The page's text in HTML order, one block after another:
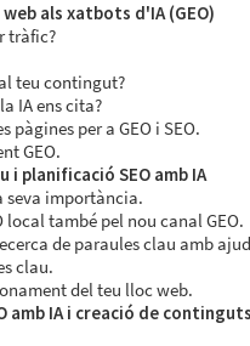
als xatbots d'IA (GEO)
tràfic?
teu contingut?
IA ens cita?
pàgines per a GEO i SEO.
GEO.
i planificació SEO amb IA
seva importància.
local també pel nou canal GEO.
de paraules clau amb
clau.
del teu lloc web.
amb IA i creació de continguts